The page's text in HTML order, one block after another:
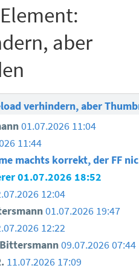
aber
verhindern, aber
01.07.2026 11:04
11:44
machts korrekt, der FF
01.07.2026 18:52
12:04
01.07.2026 19:47
12:22
09.07.2026 07:44
11.07.2026 17:09